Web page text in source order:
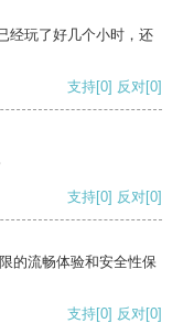
经玩了好几个小时，还
支持[0] 反对[0]
支持[0] 反对[0]
的流畅体验和安全性保
支持[0] 反对[0]